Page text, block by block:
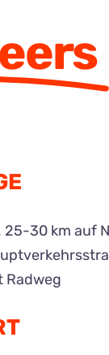
25-30 km auf
Radweg